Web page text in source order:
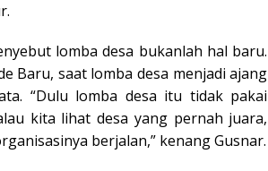
lomba desa bukanlah hal baru.
Baru, saat lomba desa menjadi ajang
“Dulu lomba desa itu tidak pakai
kita lihat desa yang pernah juara,
berjalan,” kenang Gusnar.